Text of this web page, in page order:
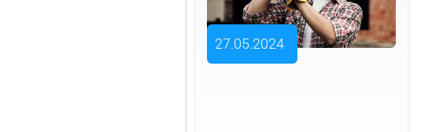
27.05.2024